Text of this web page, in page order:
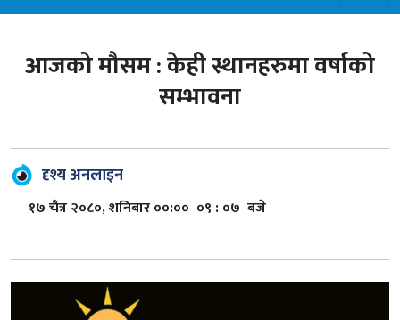
आजको मौसम : केही स्थानहरुमा वर्षाको
सम्भावना
दृश्य अनलाइन
१७ चैत्र २०८०, शनिबार ००:०० ०९ : ०७ बजे